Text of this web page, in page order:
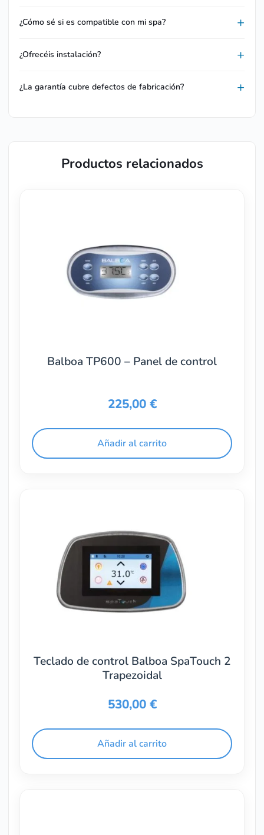
¿Cómo sé si es compatible con mi spa?
¿Ofrecéis instalación?
¿La garantía cubre defectos de fabricación?
Productos relacionados
Balboa TP600 – Panel de control
225,00 €
Añadir al carrito
Teclado de control Balboa SpaTouch 2
Trapezoidal
530,00 €
Añadir al carrito